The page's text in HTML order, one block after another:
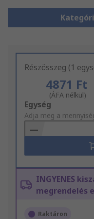
Részösszeg (1
4871 Ft
(ÁFA nélkül)
Add
to
Basket
Egység
Adja meg a
INGYENES
megrendelés
Raktáron